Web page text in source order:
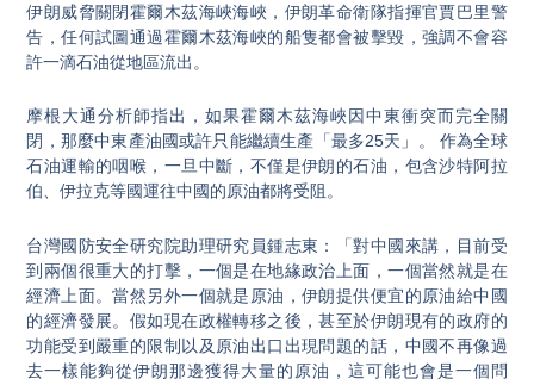
伊朗威脅關閉霍爾木茲海峽海峽，伊朗革命衛隊指揮官賈巴里警
告，任何試圖通過霍爾木茲海峽的船隻都會被擊毀，強調不會容
許一滴石油從地區流出。
摩根大通分析師指出，如果霍爾木茲海峽因中東衝突而完全關
閉，那麼中東產油國或許只能繼續生產「最多25天」。 作為全球
石油運輸的咽喉，一旦中斷，不僅是伊朗的石油，包含沙特阿拉
伯、伊拉克等國運往中國的原油都將受阻。
台灣國防安全研究院助理研究員鍾志東：「對中國來講，目前受
到兩個很重大的打擊，一個是在地緣政治上面，一個當然就是在
經濟上面。當然另外一個就是原油，伊朗提供便宜的原油給中國
的經濟發展。假如現在政權轉移之後，甚至於伊朗現有的政府的
功能受到嚴重的限制以及原油出口出現問題的話，中國不再像過
去一樣能夠從伊朗那邊獲得大量的原油，這可能也會是一個問